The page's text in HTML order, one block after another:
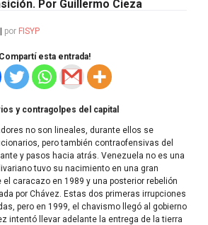
Por Guillermo Cieza
por FISYP
Compartí esta entrada!
y contragolpes del capital
no son lineales, durante ellos se
pero también contraofensivas del
y pasos hacia atrás. Venezuela no es una
tuvo su nacimiento en una gran
el caracazo en 1989 y una posterior rebelión
por Chávez. Estas dos primeras irrupciones
pero en 1999, el chavismo llegó al gobierno
intentó llevar adelante la entrega de la tierra